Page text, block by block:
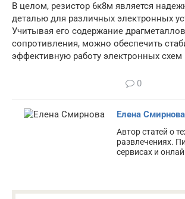
В целом, резистор 6к8м является
деталью для различных электронных
Учитывая его содержание
сопротивления, можно обеспечить
эффективную работу электронных схем
0
Елена Смирнова
Автор статей о
развлечениях.
сервисах и